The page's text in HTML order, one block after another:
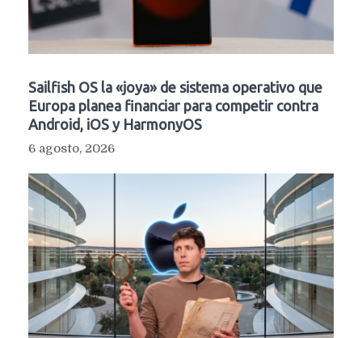
Sailfish OS la «joya» de sistema operativo que
Europa planea financiar para competir contra
Android, iOS y HarmonyOS
6 agosto, 2026